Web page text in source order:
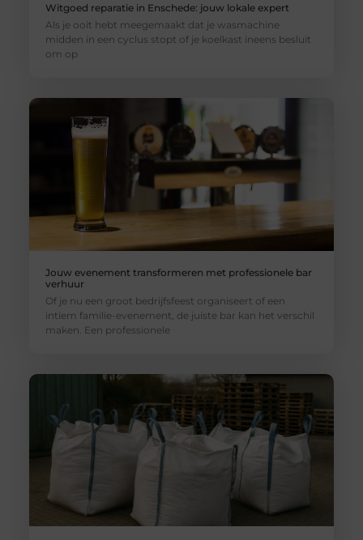
Witgoed reparatie in Enschede: jouw lokale expert
Als je ooit hebt meegemaakt dat je wasmachine
midden in een cyclus stopt of je koelkast ineens besluit
om op
Jouw evenement transformeren met professionele bar
verhuur
Of je nu een groot bedrijfsfeest organiseert of een
intiem familie-evenement, de juiste bar kan het verschil
maken. Een professionele